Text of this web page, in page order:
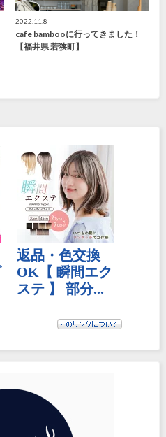
2022.11.8
cafe bambooに行ってきました！
【福井県 若狭町】